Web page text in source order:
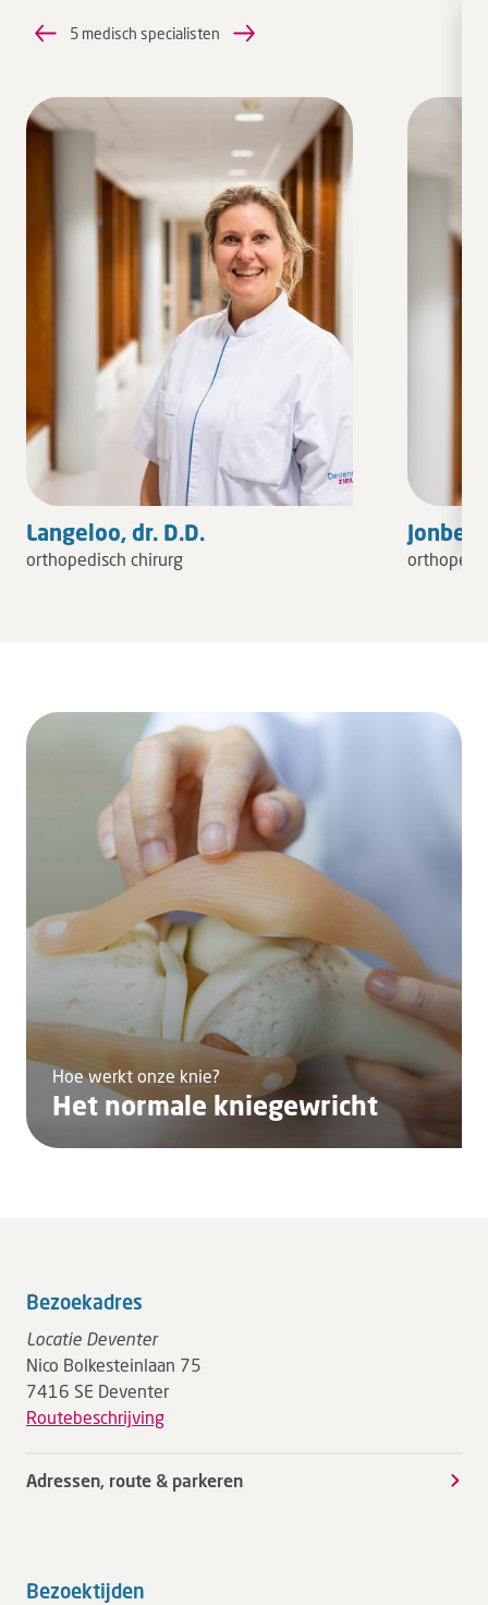
5 medisch specialisten
Langeloo, dr. D.D.
orthopedisch chirurg
Hoe werkt onze knie?
Het normale kniegewricht
Bezoekadres
Locatie Deventer
Nico Bolkesteinlaan 75
7416 SE Deventer
Routebeschrijving
Adressen, route & parkeren
Bezoektijden